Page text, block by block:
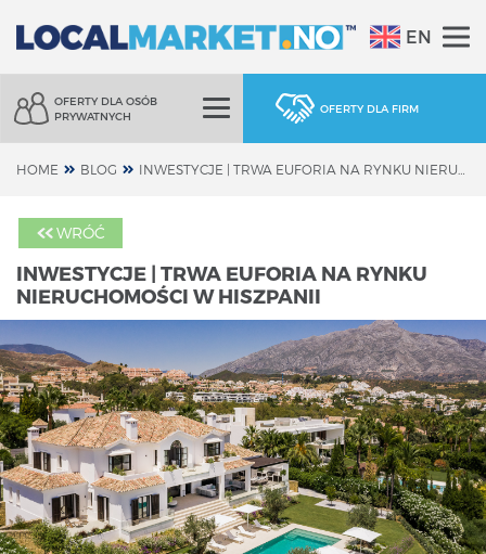
EN
OFERTY DLA OSÓB
PRYWATNYCH
OFERTY DLA FIRM
HOME BLOG
WRÓĆ
INWESTYCJE | TRWA EUFORIA NA RYNKU
NIERUCHOMOŚCI W HISZPANII